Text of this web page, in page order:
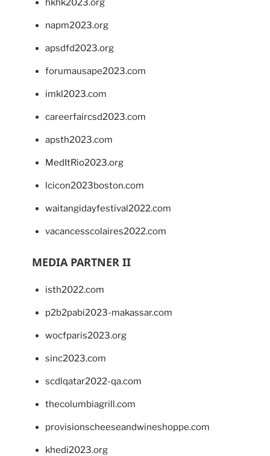
hkhk2023.org
napm2023.org
apsdfd2023.org
forumausape2023.com
imkl2023.com
careerfaircsd2023.com
apsth2023.com
MedItRio2023.org
lcicon2023boston.com
waitangidayfestival2022.com
vacancesscolaires2022.com
MEDIA PARTNER II
isth2022.com
p2b2pabi2023-makassar.com
wocfparis2023.org
sinc2023.com
scdlqatar2022-qa.com
thecolumbiagrill.com
provisionscheeseandwineshoppe.com
khedi2023.org